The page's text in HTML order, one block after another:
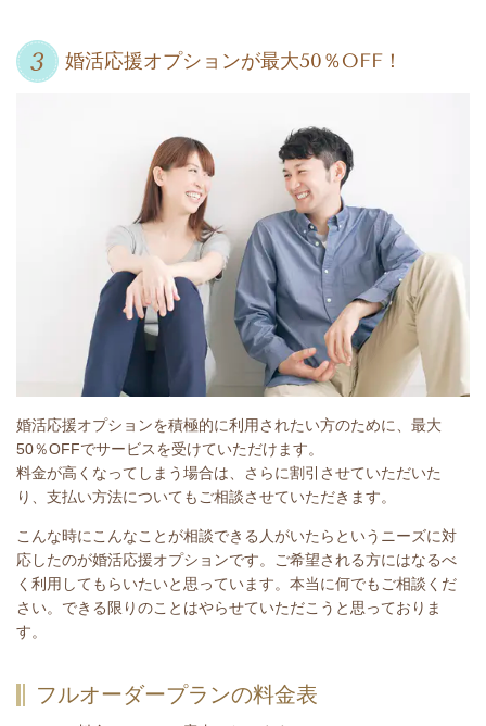
婚活応援オプションが最大50％OFF！
婚活応援オプションを積極的に利用されたい方のために、最大
50％OFFでサービスを受けていただけます。
料金が高くなってしまう場合は、さらに割引させていただいた
り、支払い方法についてもご相談させていただきます。
こんな時にこんなことが相談できる人がいたらというニーズに対
応したのが婚活応援オプションです。ご希望される方にはなるべ
く利用してもらいたいと思っています。本当に何でもご相談くだ
さい。できる限りのことはやらせていただこうと思っておりま
す。
フルオーダープランの料金表